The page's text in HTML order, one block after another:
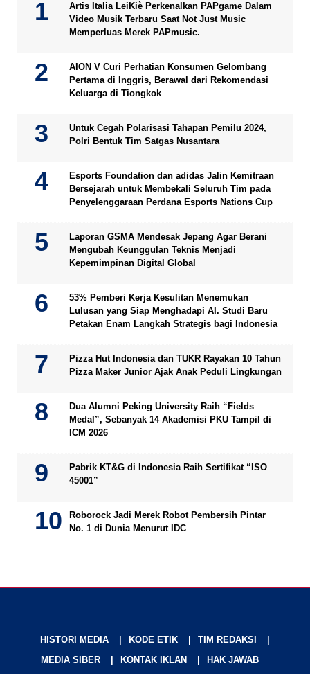
Artis Italia LeiKiè Perkenalkan PAPgame Dalam
Video Musik Terbaru Saat Not Just Music
Memperluas Merek PAPmusic.
AION V Curi Perhatian Konsumen Gelombang
Pertama di Inggris, Berawal dari Rekomendasi
Keluarga di Tiongkok
Untuk Cegah Polarisasi Tahapan Pemilu 2024,
Polri Bentuk Tim Satgas Nusantara
Esports Foundation dan adidas Jalin Kemitraan
Bersejarah untuk Membekali Seluruh Tim pada
Penyelenggaraan Perdana Esports Nations Cup
Laporan GSMA Mendesak Jepang Agar Berani
Mengubah Keunggulan Teknis Menjadi
Kepemimpinan Digital Global
53% Pemberi Kerja Kesulitan Menemukan
Lulusan yang Siap Menghadapi AI. Studi Baru
Petakan Enam Langkah Strategis bagi Indonesia
Pizza Hut Indonesia dan TUKR Rayakan 10 Tahun
Pizza Maker Junior Ajak Anak Peduli Lingkungan
Dua Alumni Peking University Raih “Fields
Medal”, Sebanyak 14 Akademisi PKU Tampil di
ICM 2026
Pabrik KT&G di Indonesia Raih Sertifikat “ISO
45001”
Roborock Jadi Merek Robot Pembersih Pintar
No. 1 di Dunia Menurut IDC
HISTORI MEDIA KODE ETIK
TIM REDAKSI
MEDIA SIBER
KONTAK IKLAN HAK JAWAB